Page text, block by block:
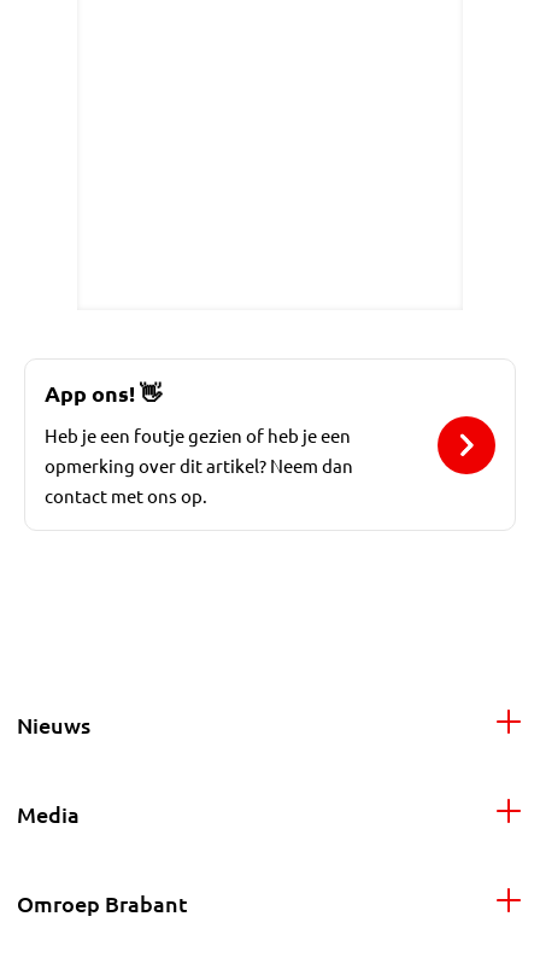
App ons!👋
Heb je een foutje gezien of heb je een
opmerking over dit artikel? Neem dan
contact met ons op.
Nieuws
Media
Omroep Brabant